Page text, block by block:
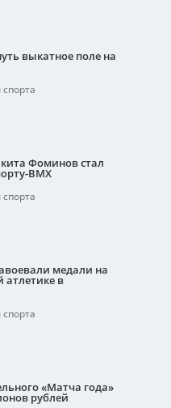
выкатное поле на
Фоминов стал
ВМХ
медали на
атлетике в
«Матча года»
рублей